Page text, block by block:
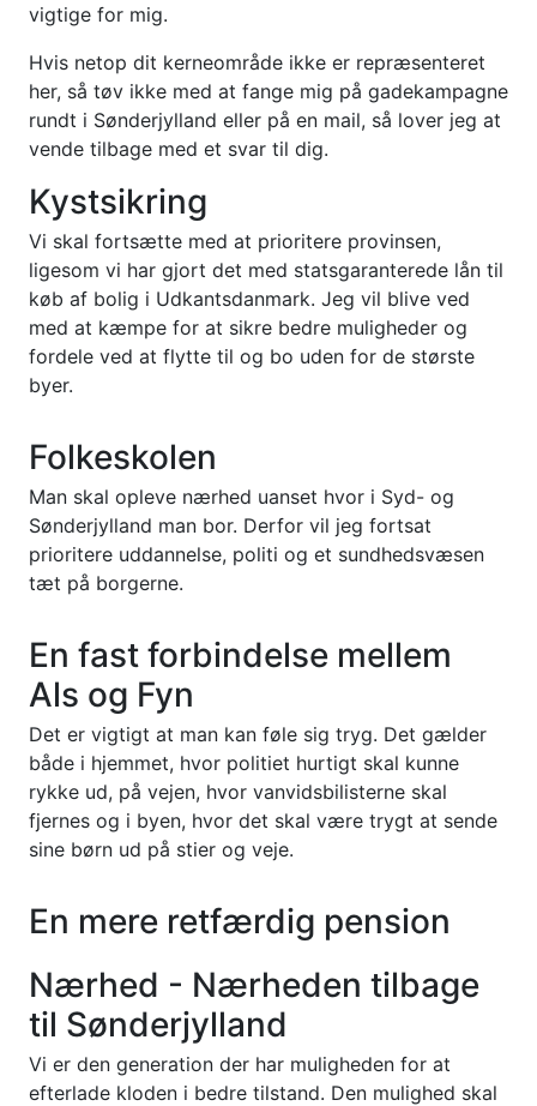
vigtige for mig.
Hvis netop dit kerneområde ikke er repræsenteret
her, så tøv ikke med at fange mig på gadekampagne
rundt i Sønderjylland eller på en mail, så lover jeg at
vende tilbage med et svar til dig.
Kystsikring
Vi skal fortsætte med at prioritere provinsen,
ligesom vi har gjort det med statsgaranterede lån til
køb af bolig i Udkantsdanmark. Jeg vil blive ved
med at kæmpe for at sikre bedre muligheder og
fordele ved at flytte til og bo uden for de største
byer.
Folkeskolen
Man skal opleve nærhed uanset hvor i Syd- og
Sønderjylland man bor. Derfor vil jeg fortsat
prioritere uddannelse, politi og et sundhedsvæsen
tæt på borgerne.
En fast forbindelse mellem
Als og Fyn
Det er vigtigt at man kan føle sig tryg. Det gælder
både i hjemmet, hvor politiet hurtigt skal kunne
rykke ud, på vejen, hvor vanvidsbilisterne skal
fjernes og i byen, hvor det skal være trygt at sende
sine børn ud på stier og veje.
En mere retfærdig pension
Nærhed - Nærheden tilbage
til Sønderjylland
Vi er den generation der har muligheden for at
efterlade kloden i bedre tilstand. Den mulighed skal